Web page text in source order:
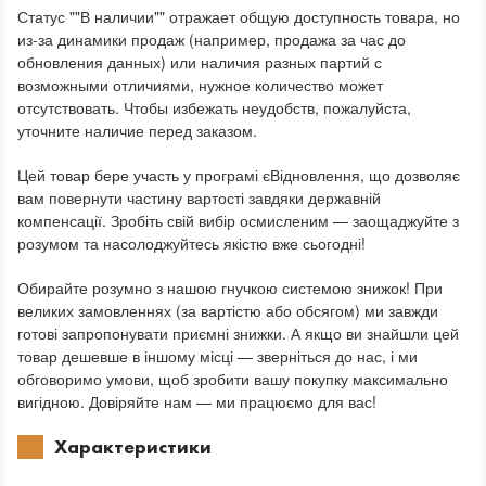
Статус ""В наличии"" отражает общую доступность товара, но
из-за динамики продаж (например, продажа за час до
обновления данных) или наличия разных партий с
возможными отличиями, нужное количество может
отсутствовать. Чтобы избежать неудобств, пожалуйста,
уточните наличие перед заказом.
Цей товар бере участь у програмі єВідновлення, що дозволяє
вам повернути частину вартості завдяки державній
компенсації. Зробіть свій вибір осмисленим — заощаджуйте з
розумом та насолоджуйтесь якістю вже сьогодні!
Обирайте розумно з нашою гнучкою системою знижок! При
великих замовленнях (за вартістю або обсягом) ми завжди
готові запропонувати приємні знижки. А якщо ви знайшли цей
товар дешевше в іншому місці — зверніться до нас, і ми
обговоримо умови, щоб зробити вашу покупку максимально
вигідною. Довіряйте нам — ми працюємо для вас!
Характеристики